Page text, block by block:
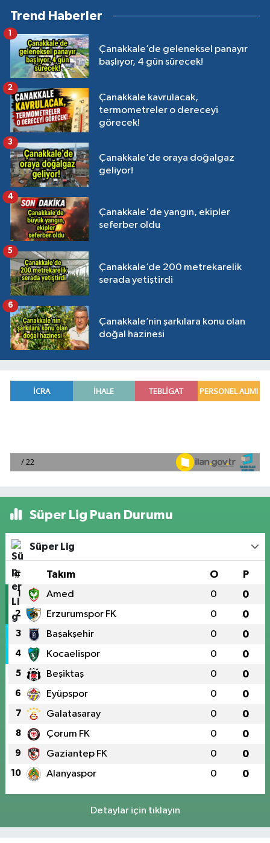
Trend Haberler
Çanakkale’de geleneksel panayır
başlıyor, 4 gün sürecek!
1
Çanakkale kavrulacak,
termometreler o dereceyi
görecek!
2
Çanakkale’de oraya doğalgaz
geliyor!
3
Çanakkale'de yangın, ekipler
seferber oldu
4
Çanakkale’de 200 metrekarelik
serada yetiştirdi
5
Çanakkale’nin şarkılara konu olan
doğal hazinesi
6
Süper Lig Puan Durumu
Süper Lig
# Takım O P
1 Amed 0 0
2 Erzurumspor FK 0 0
3 Başakşehir 0 0
4 Kocaelispor 0 0
5 Beşiktaş 0 0
6 Eyüpspor 0 0
7 Galatasaray 0 0
8 Çorum FK 0 0
9 Gaziantep FK 0 0
10 Alanyaspor 0 0
Detaylar için tıklayın